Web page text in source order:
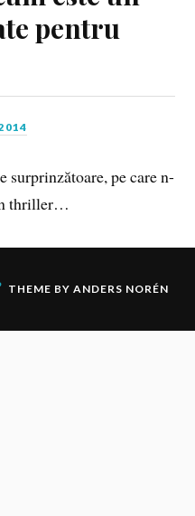
pentru
surprinzătoare, pe care n-
thriller…
THEME BY ANDERS NORÉN